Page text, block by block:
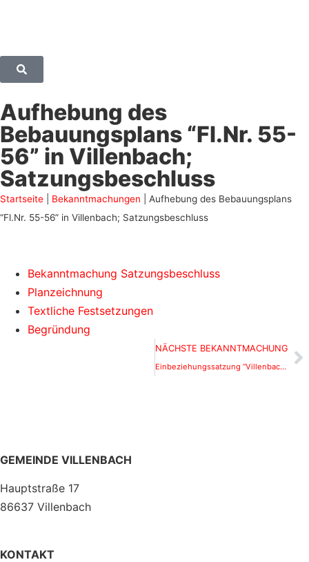
Aufhebung des
Bebauungsplans “Fl.Nr. 55-
56” in Villenbach;
Satzungsbeschluss
Startseite Bekanntmachungen
Aufhebung des Bebauungsplans
“Fl.Nr. 55-56” in Villenbach; Satzungsbeschluss
Bekanntmachung Satzungsbeschluss
Planzeichnung
Textliche Festsetzungen
Begründung
NÄCHSTE BEKANNTMACHUNG
Einbeziehungssatzung “Villenbacher Straße” in Wengen; Satzungsbeschluss
GEMEINDE VILLENBACH
Hauptstraße 17
86637 Villenbach
KONTAKT